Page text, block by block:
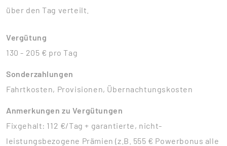
über den Tag verteilt.
Vergütung
130 - 205 € pro Tag
Sonderzahlungen
Fahrtkosten, Provisionen, Übernachtungskosten
Anmerkungen zu Vergütungen
Fixgehalt: 112 €/Tag + garantierte, nicht-
leistungsbezogene Prämien (z.B. 555 € Powerbonus alle